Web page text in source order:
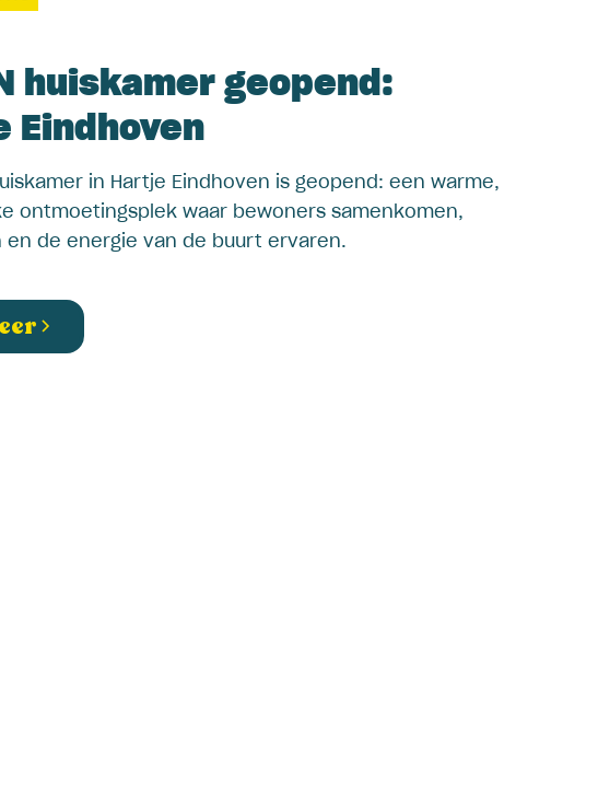
huiskamer geopend:
Eindhoven
in Hartje Eindhoven is geopend: een warme,
ontmoetingsplek waar bewoners samenkomen,
en de energie van de buurt ervaren.